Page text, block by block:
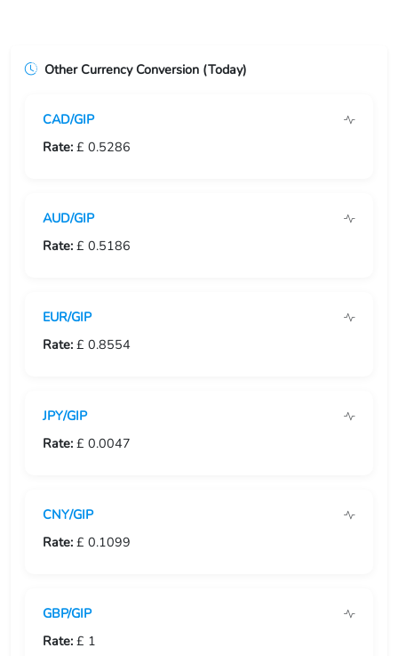
USD/GBP
USD/GHS
USD/GMD
USD/GYD
USD/HNL
USD/HUF
Other Currency Conversion (Today)
CAD/GIP
Rate: £ 0.5286
AUD/GIP
Rate: £ 0.5186
EUR/GIP
Rate: £ 0.8554
JPY/GIP
Rate: £ 0.0047
CNY/GIP
Rate: £ 0.1099
GBP/GIP
Rate: £ 1